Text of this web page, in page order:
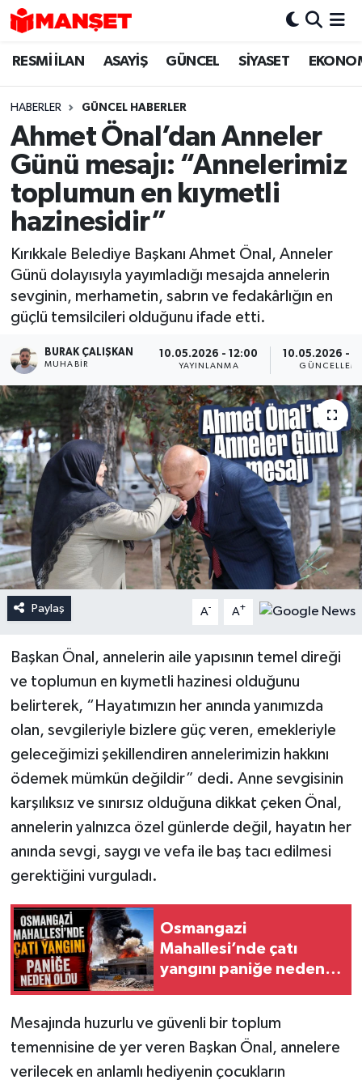
RESMİ İLAN ASAYİŞ GÜNCEL SİYASET
HABERLER GÜNCEL HABERLER
Ahmet Önal’dan Anneler
Günü mesajı: “Annelerimiz
toplumun en kıymetli
hazinesidir”
Kırıkkale Belediye Başkanı Ahmet Önal, Anneler
Günü dolayısıyla yayımladığı mesajda annelerin
sevginin, merhametin, sabrın ve fedakârlığın en
güçlü temsilcileri olduğunu ifade etti.
BURAK ÇALIŞKAN
MUHABIR
10.05.2026 - 12:00
YAYINLANMA
10.05.2026 -
Paylaş A- A+
Başkan Önal, annelerin aile yapısının temel direği
ve toplumun en kıymetli hazinesi olduğunu
belirterek, “Hayatımızın her anında yanımızda
olan, sevgileriyle bizlere güç veren, emekleriyle
geleceğimizi şekillendiren annelerimizin hakkını
ödemek mümkün değildir” dedi. Anne sevgisinin
karşılıksız ve sınırsız olduğuna dikkat çeken Önal,
annelerin yalnızca özel günlerde değil, hayatın her
anında sevgi, saygı ve vefa ile baş tacı edilmesi
gerektiğini vurguladı.
Osmangazi
Mahallesi’nde çatı
yangını paniğe neden
Mesajında huzurlu ve güvenli bir toplum
temennisine de yer veren Başkan Önal, annelere
verilecek en anlamlı hediyenin çocukların
Hava Durumu
Trafik Durumu
Süper Lig Puan Durumu ve Fikstür
Tüm Manşetler
Son Dakika Haberleri
Haber Arşivi